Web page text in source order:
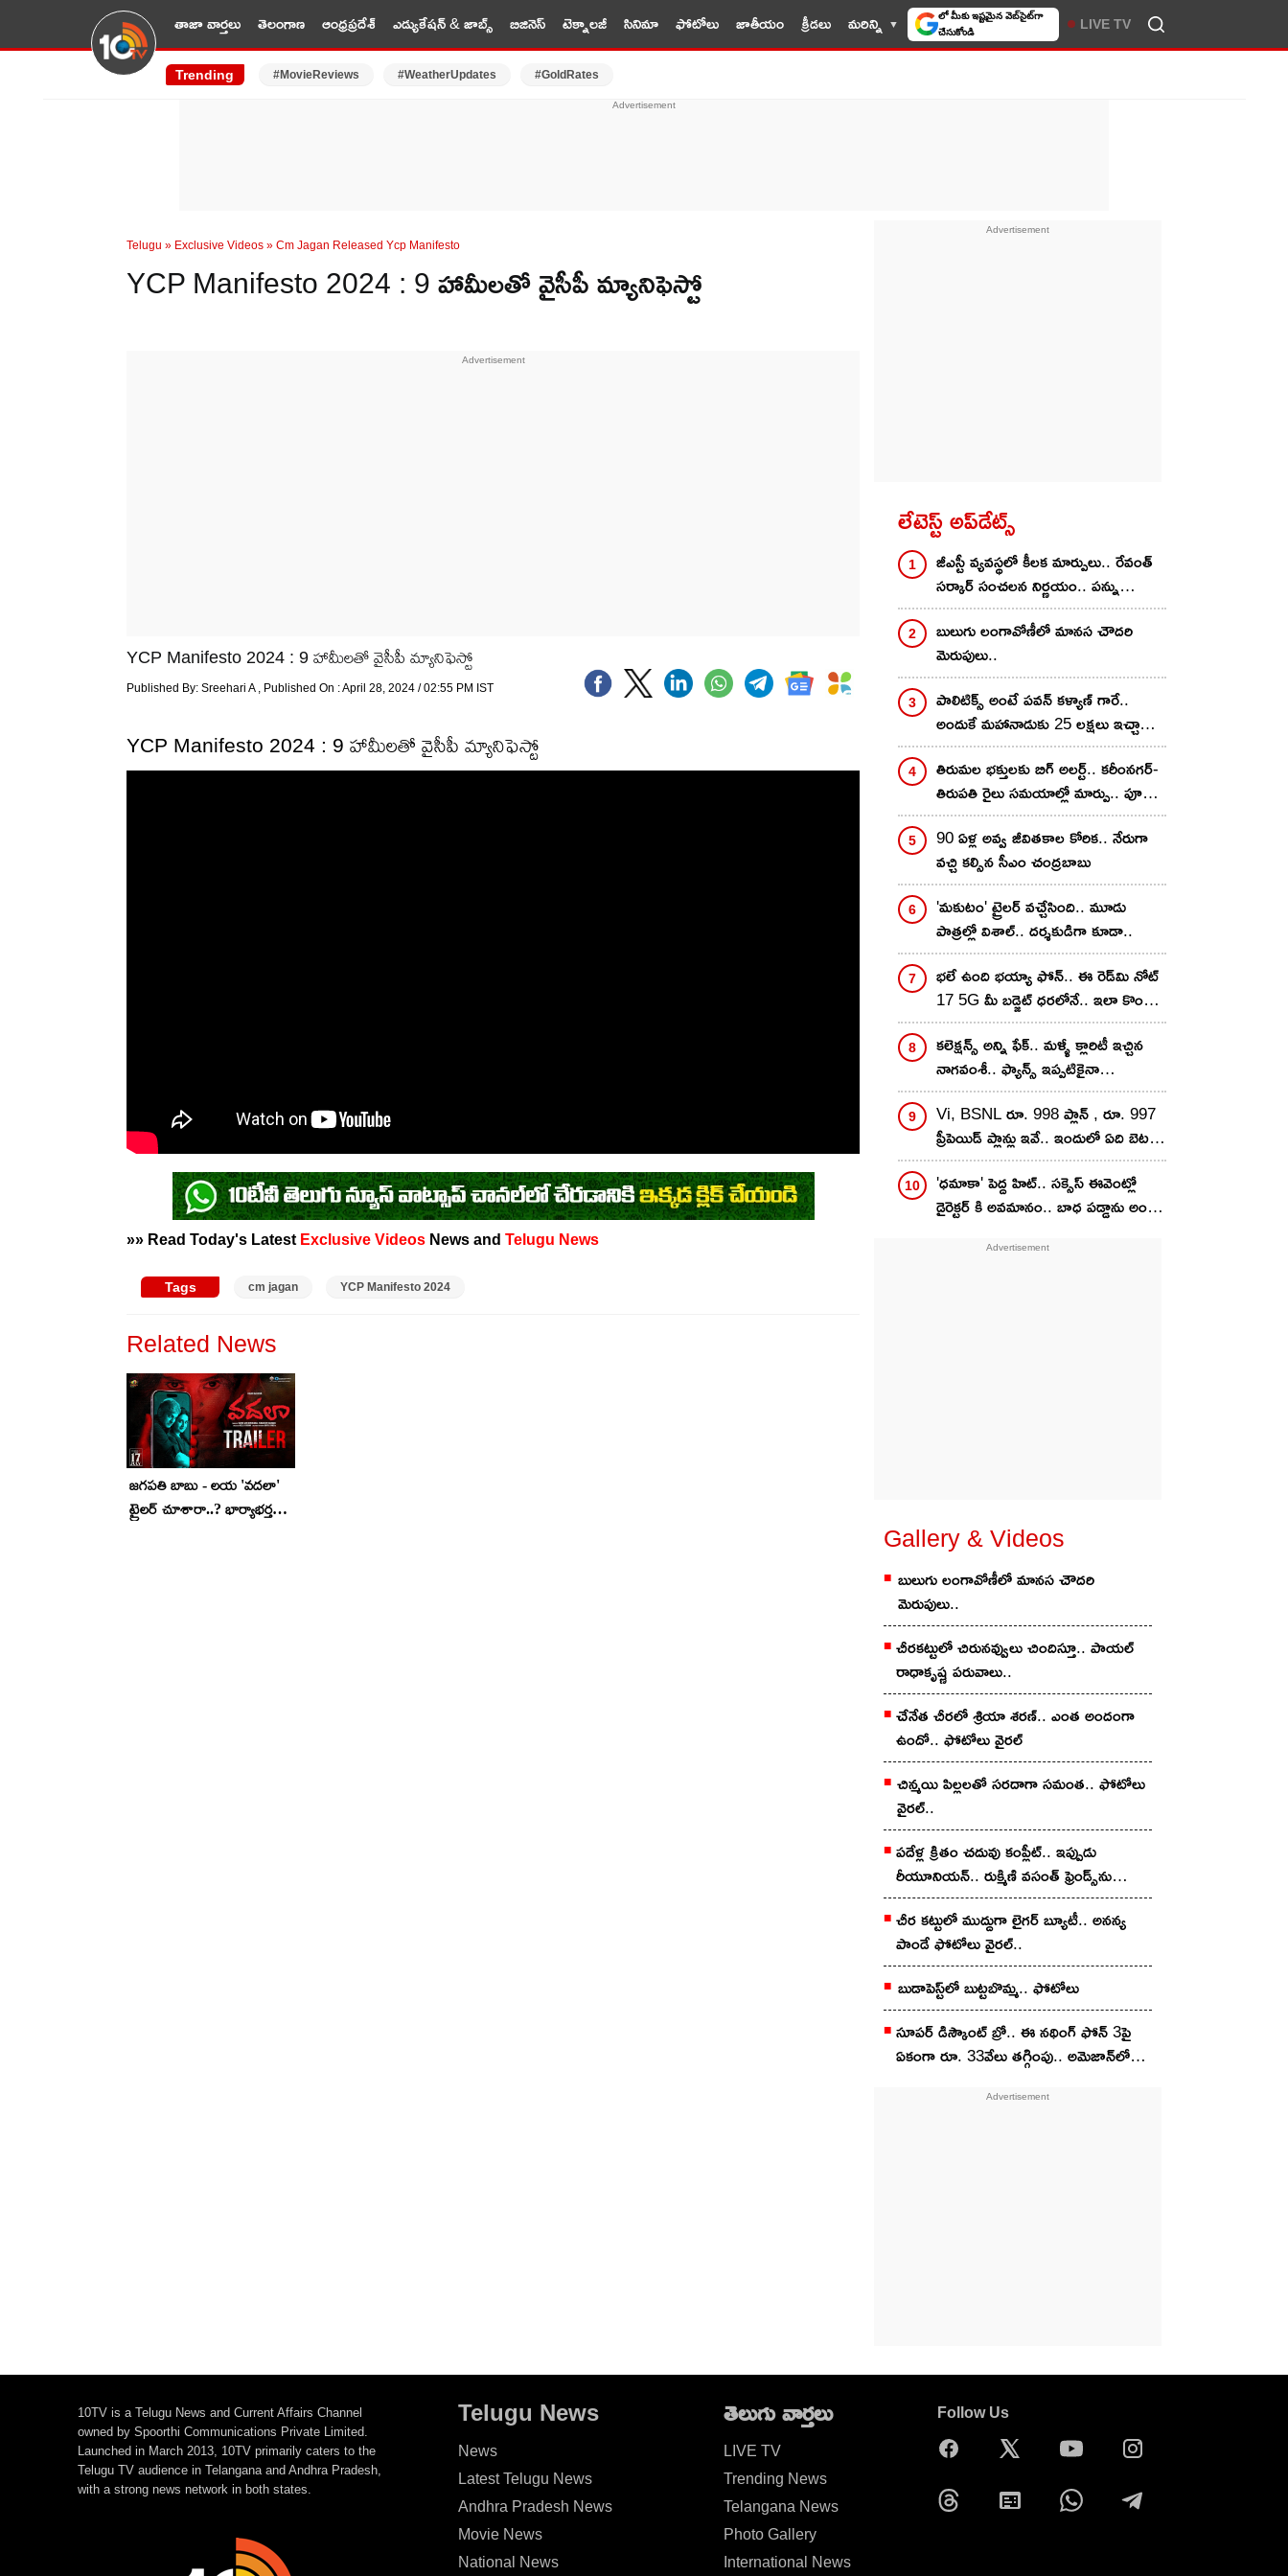
తాజా వార్తలు తెలంగాణ ఆంధ్రప్రదేశ్ ఎడ్యుకేషన్ & జాబ్స్ బిజినెస్ టెక్నాలజీ సినిమా ఫోటోలు జాతీయం క్రీడలు మరిన్ని
లో మీకు ఇష్టమైన వెబ్‌సైట్‌గా
చేసుకోండి
LIVE TV
Trending #MovieReviews #WeatherUpdates #GoldRates
Telugu » Exclusive Videos » Cm Jagan Released Ycp Manifesto
YCP Manifesto 2024 : 9 హామీలతో వైసీపీ మ్యానిఫెస్టో
YCP Manifesto 2024 : 9 హామీలతో వైసీపీ మ్యానిఫెస్టో
Published By: Sreehari A , Published On : April 28, 2024 / 02:55 PM IST
YCP Manifesto 2024 : 9 హామీలతో వైసీపీ మ్యానిఫెస్టో
»» Read Today's Latest Exclusive Videos News and Telugu News
Tags cm jagan YCP Manifesto 2024
Related News
జగపతి బాబు - లయ 'వదలా'
ట్రైలర్ చూశారా..? భార్యాభర్తల
లేటెస్ట్ అప్‌డేట్స్
జీఎస్టీ వ్యవస్థలో కీలక మార్పులు.. రేవంత్
సర్కార్ సంచలన నిర్ణయం.. పన్ను
ఎగవేతదారులకు చెక్
బులుగు లంగావోణీలో మానస చౌదరి
మెరుపులు..
పాలిటిక్స్ అంటే పవన్ కళ్యాణ్ గారే..
అందుకే మహానాడుకు 25 లక్షలు ఇచ్చాను..
నాగవంశీ కామెంట్స్..
తిరుమల భక్తులకు బిగ్ అలర్ట్.. కరీంనగర్-
తిరుపతి రైలు సమయాల్లో మార్పు.. పూర్తి
డీటెయిల్స్ ఇవే
90 ఏళ్ల అవ్వ జీవితకాల కోరిక.. నేరుగా
వచ్చి కల్సిన సీఎం చంద్రబాబు
'మకుటం' ట్రైలర్ వచ్చేసింది.. మూడు
పాత్రల్లో విశాల్.. దర్శకుడిగా కూడా..
భలే ఉంది భయ్యా ఫోన్.. ఈ రెడ్‌మి నోట్
17 5G మీ బడ్జెట్ ధరలోనే.. ఇలా కొంటే
ఇంకా తక్కువకే..!
కలెక్షన్స్ అన్ని ఫేక్.. మళ్ళీ క్లారిటీ ఇచ్చిన
నాగవంశీ.. ఫ్యాన్స్ ఇప్పటికైనా
గొడవపడటం ఆపుతారా?
Vi, BSNL రూ. 998 ప్లాన్ , రూ. 997
ప్రీపెయిడ్ ప్లాన్లు ఇవే.. ఇందులో ఏది బెటర్?
వ్యాలిడిటీ, డేటా బెనిఫిట్స్ ఒకటేనా?
'ధమాకా' పెద్ద హిట్.. సక్సెస్ ఈవెంట్లో
డైరెక్టర్ కి అవమానం.. బాధ పడ్డాను అంటూ
Gallery & Videos
బులుగు లంగావోణీలో మానస చౌదరి
మెరుపులు..
చీరకట్టులో చిరునవ్వులు చిందిస్తూ.. పాయల్
రాధాకృష్ణ పరువాలు..
చేనేత చీర‌లో శ్రియా శ‌ర‌ణ్‌.. ఎంత అందంగా
ఉందో.. ఫోటోలు వైర‌ల్
చిన్మ‌యి పిల్ల‌ల‌తో స‌ర‌దాగా సమంత‌.. ఫోటోలు
వైర‌ల్..
ప‌దేళ్ల క్రితం చ‌దువు కంప్లీట్.. ఇప్పుడు
రీయూనియన్.. రుక్మిణి వసంత్ ఫ్రెండ్స్‌ను
చూశారా?
చీర క‌ట్టులో ముద్దుగా లైగ‌ర్ బ్యూటీ.. అన‌న్య
పాండే ఫోటోలు వైర‌ల్..
బుడాపెస్ట్‌లో బుట్టబొమ్మ‌.. ఫోటోలు
సూపర్ డిస్కౌంట్ బ్రో.. ఈ నథింగ్ ఫోన్ 3పై
ఏకంగా రూ. 33వేలు తగ్గింపు.. అమెజాన్‌లో
10TV is a Telugu News and Current Affairs Channel
owned by Spoorthi Communications Private Limited.
Launched in March 2013, 10TV primarily caters to the
Telugu TV audience in Telangana and Andhra Pradesh,
with a strong news network in both states.
Telugu News
News
Latest Telugu News
Andhra Pradesh News
Movie News
National News
తెలుగు వార్తలు
LIVE TV
Trending News
Telangana News
Photo Gallery
International News
Follow Us